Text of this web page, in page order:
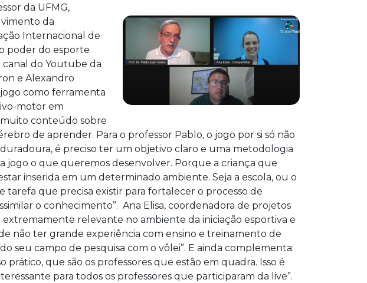
da UFMG,
da
Internacional de
poder do esporte
do Youtube da
e Alexandro
como ferramenta
motor em
muito conteúdo sobre
de aprender. Para o professor Pablo, o jogo por si só não
é preciso ter um objetivo claro e uma metodologia
jogo o que queremos desenvolver. Porque a criança que
inserida em um determinado ambiente. Seja a escola, ou o
tarefa que precisa existir para fortalecer o processo de
o conhecimento”. Ana Elisa, coordenadora de projetos
relevante no ambiente da iniciação esportiva e
não ter grande experiência com ensino e treinamento de
seu campo de pesquisa com o vôlei”. E ainda complementa:
que são os professores que estão em quadra. Isso é
para todos os professores que participaram da live”.